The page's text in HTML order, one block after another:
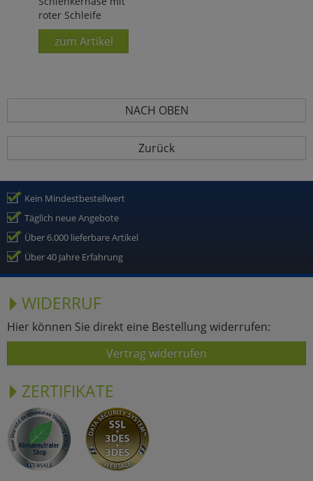
roter Schleife
zum Artikel
NACH OBEN
Zurück
Kein Mindestbestellwert
Täglich neue Angebote
Über 6.000 lieferbare Artikel
Über 40 Jahre Erfahrung
WIDERRUF
Hier können Sie direkt eine Bestellung widerrufen:
Vertrag widerrufen
ZERTIFIKATE